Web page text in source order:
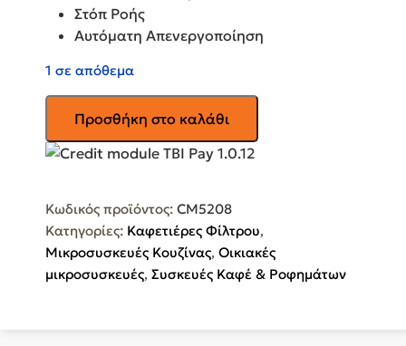
Στόπ Ροής
Αυτόματη Απενεργοποίηση
1 σε απόθεμα
Καφετιέρα
Φίλτρου
ποσότητα
Προσθήκη στο καλάθι
Κωδικός προϊόντος: CM5208
Κατηγορίες: Καφετιέρες Φίλτρου,
Μικροσυσκευές Κουζίνας, Οικιακές
μικροσυσκευές, Συσκευές Καφέ & Ροφημάτων